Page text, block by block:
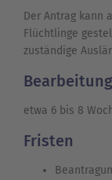
Der Antrag kann
Flüchtlinge
zuständige
etwa 6 bis 8
Fristen